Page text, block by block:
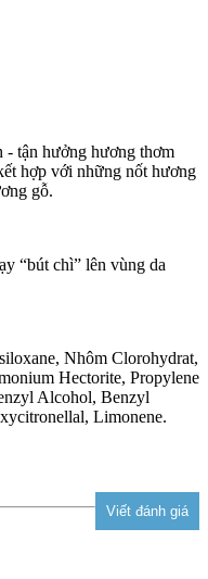
- tận hưởng hương thơm
hợp với những nốt hương
gỗ.
“bút chì” lên vùng da
Nhôm Clorohydrat,
Hectorite, Propylene
Alcohol, Benzyl
Limonene.